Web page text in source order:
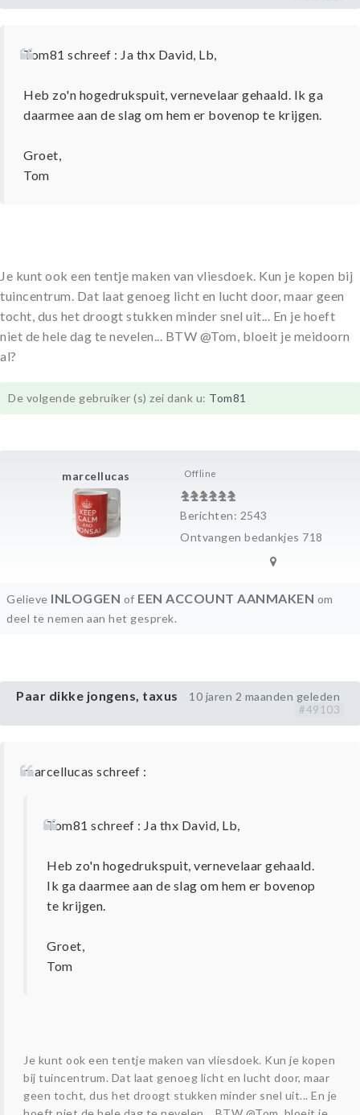
marcellucas Offline
Berichten: 2543
Ontvangen bedankjes 718
Tom81 schreef : Ja thx David, Lb,
Heb zo'n hogedrukspuit, vernevelaar gehaald. Ik ga
daarmee aan de slag om hem er bovenop te krijgen.
Groet,
Tom
Je kunt ook een tentje maken van vliesdoek. Kun je kopen bij
tuincentrum. Dat laat genoeg licht en lucht door, maar geen
tocht, dus het droogt stukken minder snel uit... En je hoeft
niet de hele dag te nevelen... BTW @Tom, bloeit je meidoorn
al?
De volgende gebruiker (s) zei dank u: Tom81
Gelieve INLOGGEN of EEN ACCOUNT AANMAKEN om
deel te nemen aan het gesprek.
Paar dikke jongens, taxus 10 jaren 2 maanden geleden
#49103
marcellucas schreef :
Tom81 schreef : Ja thx David, Lb,
Heb zo'n hogedrukspuit, vernevelaar gehaald.
Ik ga daarmee aan de slag om hem er bovenop
te krijgen.
Groet,
Tom
Je kunt ook een tentje maken van vliesdoek. Kun je kopen
bij tuincentrum. Dat laat genoeg licht en lucht door, maar
geen tocht, dus het droogt stukken minder snel uit... En je